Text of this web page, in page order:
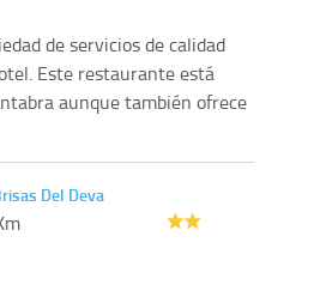
de servicios de calidad
Este restaurante está
aunque también ofrece
Del Deva